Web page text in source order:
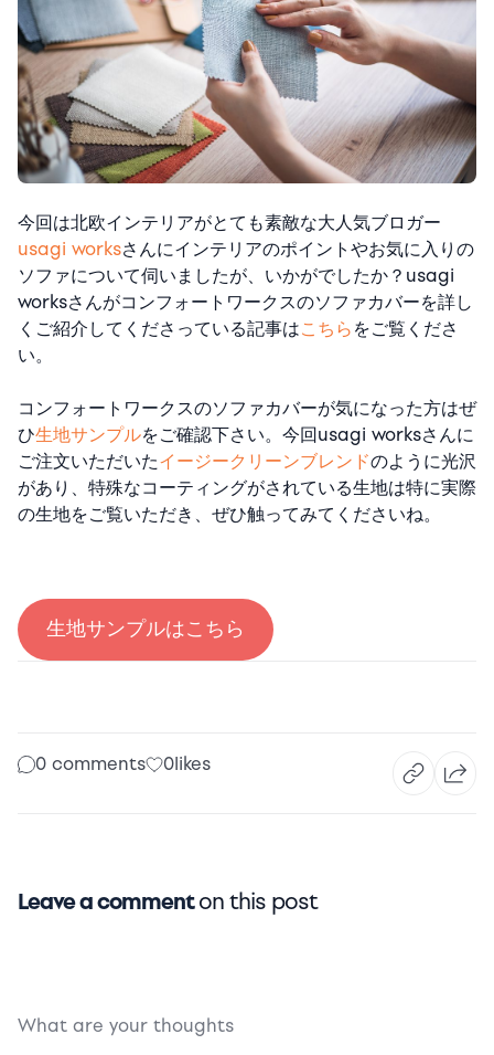
今回は北欧インテリアがとても素敵な大人気ブロガー
usagi worksさんにインテリアのポイントやお気に入りの
ソファについて伺いましたが、いかがでしたか？usagi
worksさんがコンフォートワークスのソファカバーを詳し
くご紹介してくださっている記事はこちら をご覧くださ
い。
コンフォートワークスのソファカバーが気になった方はぜ
ひ生地サンプルをご確認下さい。今回usagi worksさんに
ご注文いただいたイージークリーンブレンドのように光沢
があり、特殊なコーティングがされている生地は特に実際
の生地をご覧いただき、ぜひ触ってみてくださいね。
生地サンプルはこちら
0 comments 0likes
Leave a commenton this post